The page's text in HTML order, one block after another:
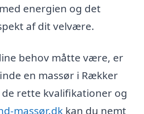
energien og det
af dit velvære.
behov måtte være, er
en massør i Rækker
rette kvalifikationer og
massør.dk kan du nemt